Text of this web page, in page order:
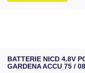
BATTERIE NICD 4.8V
GARDENA ACCU 75 /